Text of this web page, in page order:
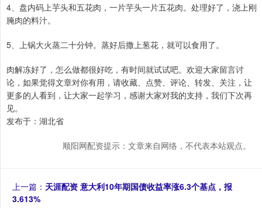
4、盘内码上芋头和五花肉，一片芋头一片五花肉。处理好了，浇上刚
腌肉的料汁。
5、上锅大火蒸二十分钟。蒸好后撒上葱花，就可以食用了。
肉解冻好了，怎么做都很好吃，有时间就试试吧。欢迎大家留言讨
论，如果觉得文章对你有用，请收藏、点赞、评论、转发、关注，让
更多的人看到，让大家一起学习，感谢大家对我的支持，我们下次再
见。
发布于：湖北省
顺阳网配资提示：文章来自网络，不代表本站观点。
上一篇： 天涯配资 意大利10年期国债收益率涨6.3个基点，报
3.613%